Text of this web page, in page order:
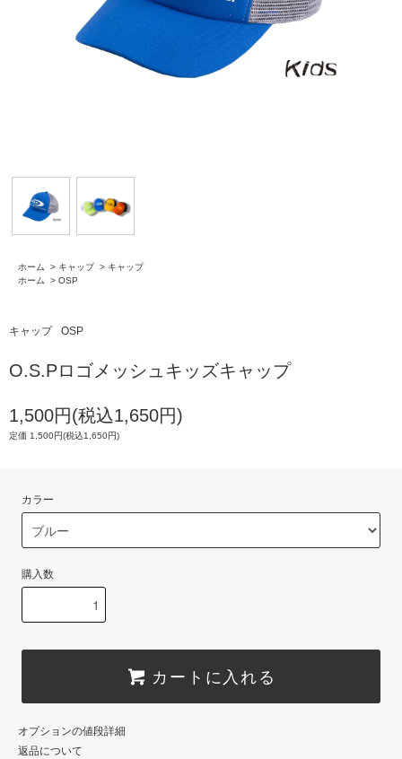
ホーム > キャップ > キャップ
ホーム
> OSP
キャップ OSP
O.S.Pロゴメッシュキッズキャップ
1,500円(税込1,650円)
定価 1,500円(税込1,650円)
カラー
購入数
カートに入れる
オプションの値段詳細
返品について